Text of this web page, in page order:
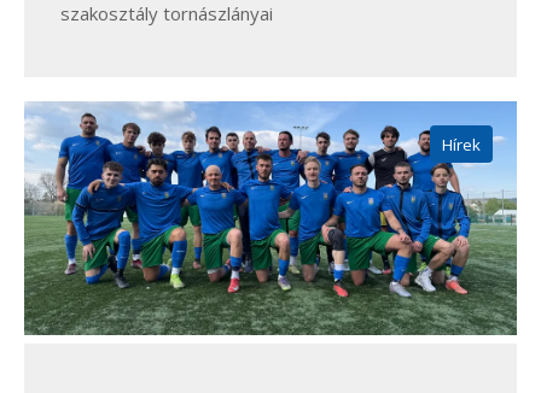
szakosztály tornászlányai
Hírek